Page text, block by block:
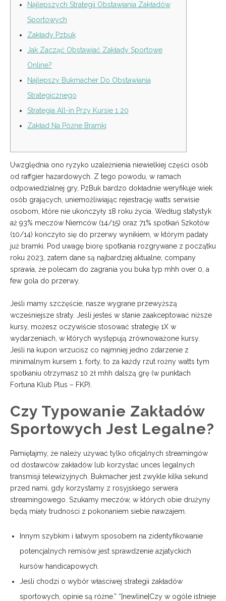
Najlepszych Strategii Obstawiania Zakładów
Sportowych
Zakłady Pzbuk
Jak Zacząć Obstawiać Zakłady Sportowe
Online?
Najlepszy Bukmacher Do Obstawiania
Strategicznego
Strategia All-in Przy Kursie 1 20
Zakład Na Późne Bramki
Uwzględnia ono ryzyko uzależnienia niewielkiej części osób
od raffgier hazardowych. Z tego powodu, w ramach
odpowiedzialnej gry, PzBuk bardzo dokładnie weryfikuje wiek
osób grających, uniemożliwiając rejestrację watts serwisie
osobom, które nie ukończyły 18 roku życia. Według statystyk
aż 93% meczów Niemców (14/15) oraz 71% spotkań Szkotów
(10/14) kończyło się do przerwy wynikiem, w którym padały
już bramki. Pod uwagę biorę spotkania rozgrywane z początku
roku 2023, zatem dane są najbardziej aktualne, company
sprawia, że polecam do zagrania you buka typ mhh over 0, a
few gola do przerwy.
Jeśli mamy szczęście, nasze wygrane przewyższą
wcześniejsze straty. Jeśli jesteś w stanie zaakceptować niższe
kursy, możesz oczywiście stosować strategię 1X w
wydarzeniach, w których występują zrównoważone kursy.
Jeśli na kupon wrzucisz co najmniej jedno zdarzenie z
minimalnym kursem 1. forty, to za każdy rzut rożny watts tym
spotkaniu otrzymasz 10 zł mhh dalszą grę (w punktach
Fortuna Klub Plus – FKP).
Czy Typowanie Zakładów
Sportowych Jest Legalne?
Pamiętajmy, że należy używać tylko oficjalnych streamingów
od dostawców zakładów lub korzystać unces legalnych
transmisji telewizyjnych. Bukmacher jest zwykle kilka sekund
przed nami, gdy korzystamy z rosyjskiego serwera
streamingowego. Szukamy meczów, w których obie drużyny
będą miały trudności z pokonaniem siebie nawzajem.
Innym szybkim i łatwym sposobem na zidentyfikowanie
potencjalnych remisów jest sprawdzenie azjatyckich
kursów handicapowych.
Jeśli chodzi o wybór właściwej strategii zakładów
sportowych, opinie są różne.” “[newline]Czy w ogóle istnieje